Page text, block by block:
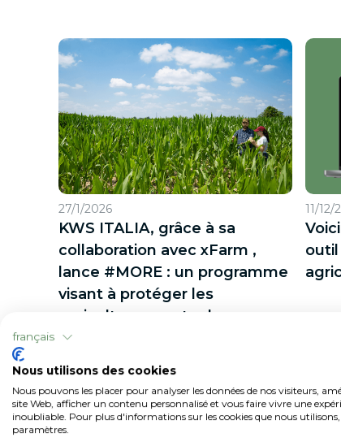
27/1/2026
KWS ITALIA, grâce à sa
collaboration avec xFarm ,
lance #MORE : un programme
visant à protéger les
agriculteurs contre la
sécheresse du maïs.
11/12/
outil
français
Nous utilisons des cookies
Nous pouvons les placer pour analyser les données de nos visiteurs,
site Web, afficher un contenu personnalisé et vous faire vivre une
inoubliable. Pour plus d'informations sur les cookies que nous
paramètres.